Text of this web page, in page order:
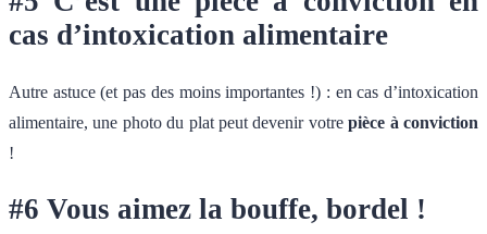
cas d’intoxication alimentaire
Autre astuce (et pas des moins importantes !) : en cas d’intoxication
alimentaire, une photo du plat peut devenir votrepièce à conviction
!
#6 Vous aimez la bouffe, bordel !